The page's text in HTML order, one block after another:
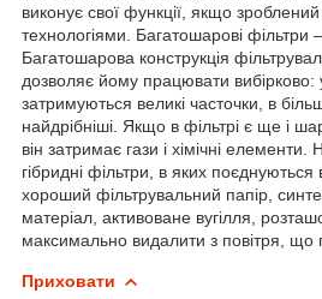
виконує свої функції, якщо
технологіями. Багатошарові фільтри
Багатошарова конструкція
дозволяє йому працювати вибірково:
затримуються великі часточки, в
найдрібніші. Якщо в фільтрі є ще і
він затримає гази і хімічні елементи.
гібридні фільтри, в яких поєднуються
хороший фільтрувальний папір,
матеріал, активоване вугілля,
максимально видалити з повітря, що
Приховати